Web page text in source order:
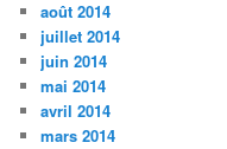
août 2014
juillet 2014
juin 2014
mai 2014
avril 2014
mars 2014